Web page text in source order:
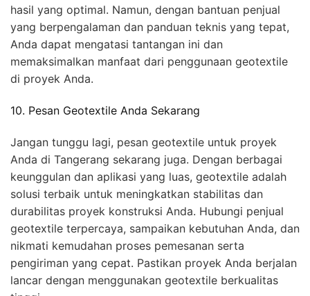
hasil yang optimal. Namun, dengan bantuan penjual
yang berpengalaman dan panduan teknis yang tepat,
Anda dapat mengatasi tantangan ini dan
memaksimalkan manfaat dari penggunaan geotextile
di proyek Anda.
10. Pesan Geotextile Anda Sekarang
Jangan tunggu lagi, pesan geotextile untuk proyek
Anda di Tangerang sekarang juga. Dengan berbagai
keunggulan dan aplikasi yang luas, geotextile adalah
solusi terbaik untuk meningkatkan stabilitas dan
durabilitas proyek konstruksi Anda. Hubungi penjual
geotextile terpercaya, sampaikan kebutuhan Anda, dan
nikmati kemudahan proses pemesanan serta
pengiriman yang cepat. Pastikan proyek Anda berjalan
lancar dengan menggunakan geotextile berkualitas